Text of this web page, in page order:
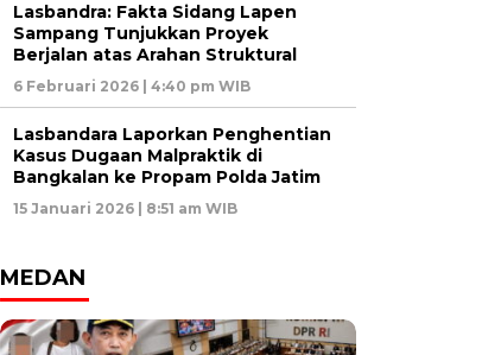
Lasbandra: Fakta Sidang Lapen
Sampang Tunjukkan Proyek
Berjalan atas Arahan Struktural
6 Februari 2026 | 4:40 pm WIB
Lasbandara Laporkan Penghentian
Kasus Dugaan Malpraktik di
Bangkalan ke Propam Polda Jatim
15 Januari 2026 | 8:51 am WIB
MEDAN